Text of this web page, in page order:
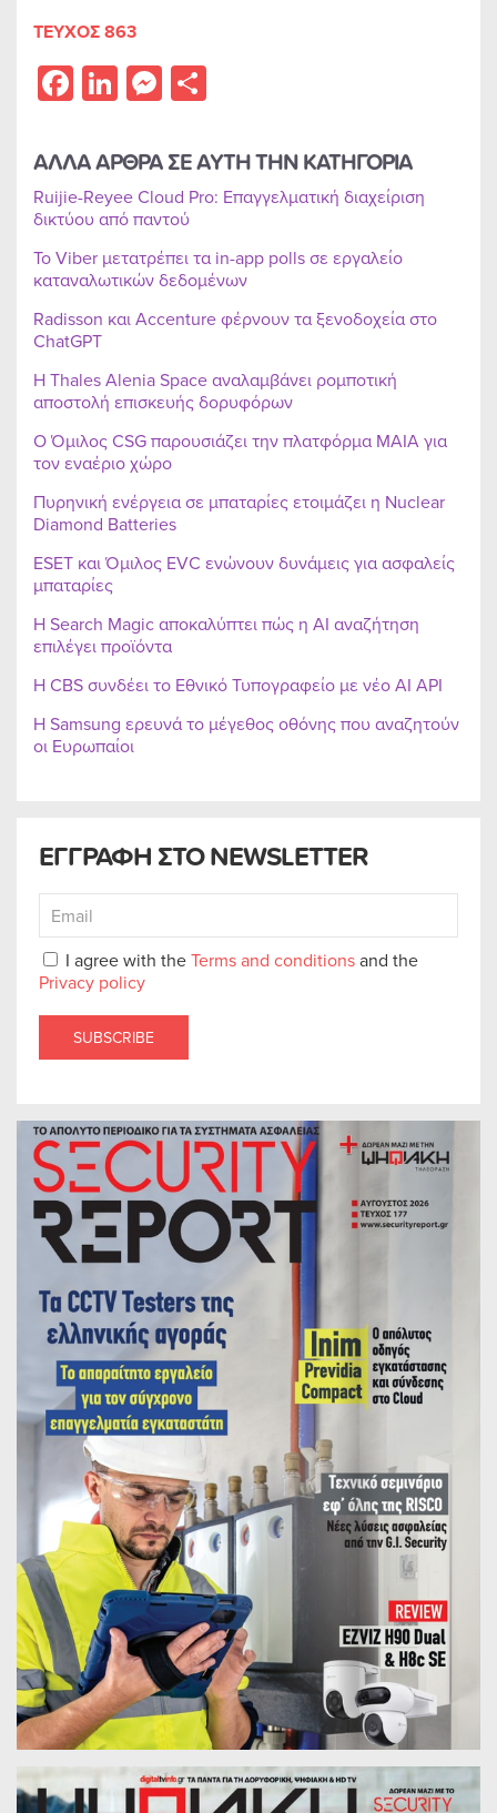
ΕΓΓΡΑΦΗ ΣΤΟ NEWSLETTER
I agree with theTerms and conditionsand the
Privacy policy
SUBSCRIBE
ΤΕΥΧΟΣ 863
Facebook
LinkedIn
Messenger
ΑΛΛΑ ΑΡΘΡΑ ΣΕ ΑΥΤΗ ΤΗΝ ΚΑΤΗΓΟΡΙΑ
Ruijie-Reyee Cloud Pro: Επαγγελματική διαχείριση
δικτύου από παντού
Το Viber μετατρέπει τα in-app polls σε εργαλείο
καταναλωτικών δεδομένων
Radisson και Accenture φέρνουν τα ξενοδοχεία στο
ChatGPT
Η Thales Alenia Space αναλαμβάνει ρομποτική
αποστολή επισκευής δορυφόρων
Ο Όμιλος CSG παρουσιάζει την πλατφόρμα MAIA για
τον εναέριο χώρο
Πυρηνική ενέργεια σε μπαταρίες ετοιμάζει η Nuclear
Diamond Batteries
ESET και Όμιλος EVC ενώνουν δυνάμεις για ασφαλείς
μπαταρίες
Η Search Magic αποκαλύπτει πώς η AI αναζήτηση
επιλέγει προϊόντα
Η CBS συνδέει το Εθνικό Τυπογραφείο με νέο AI API
Η Samsung ερευνά το μέγεθος οθόνης που αναζητούν
οι Ευρωπαίοι